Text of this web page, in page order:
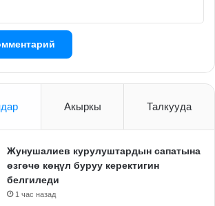
Акыркы Талкууда
Жунушалиев курулуштардын сапатына
өзгөчө көңүл буруу керектигин
белгиледи
1 час назад